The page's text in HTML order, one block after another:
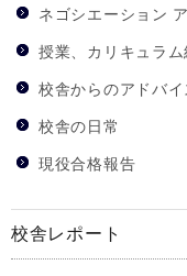
ネゴシエーション
授業、カリキュラム
校舎からのアドバイ
校舎の日常
現役合格報告
校舎レポート